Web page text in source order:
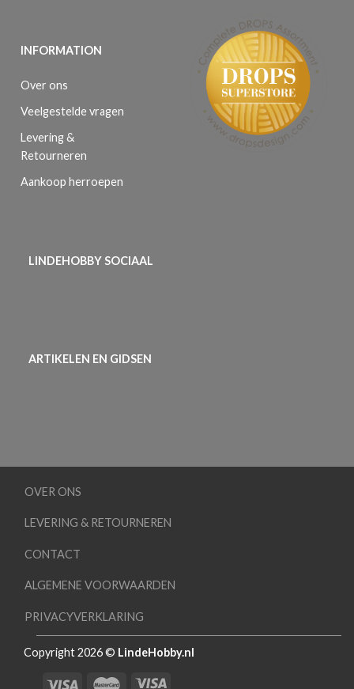
INFORMATION
Over ons
Veelgestelde vragen
Levering &
Retourneren
Aankoop herroepen
LINDEHOBBY SOCIAAL
ARTIKELEN EN GIDSEN
OVER ONS
LEVERING & RETOURNEREN
CONTACT
ALGEMENE VOORWAARDEN
PRIVACYVERKLARING
Copyright 2026 © LindeHobby.nl